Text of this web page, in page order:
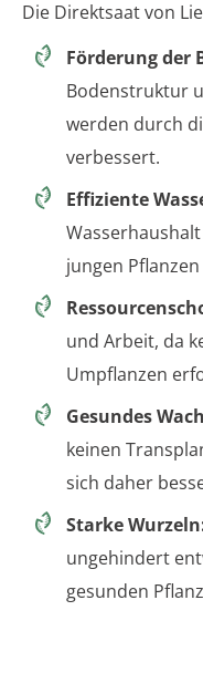
Die Direktsaat von
Förderung der
Bodenstruktur
werden durch
verbessert.
Effiziente
jungen
und Arbeit, da
Umpflanzen
Gesundes
keinen
sich daher
Starke
ungehindert
gesunden